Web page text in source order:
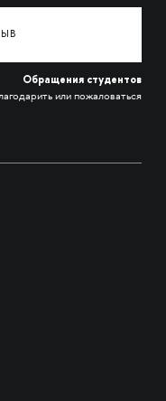
Обращения студентов
или пожаловаться